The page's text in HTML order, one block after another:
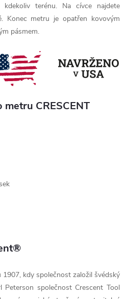
terénu. Na cívce najdete
Konec metru je opatřen kovovým
pásmem.
CRESCENT
kdy společnost založil švédský
Peterson společnost Crescent Tool